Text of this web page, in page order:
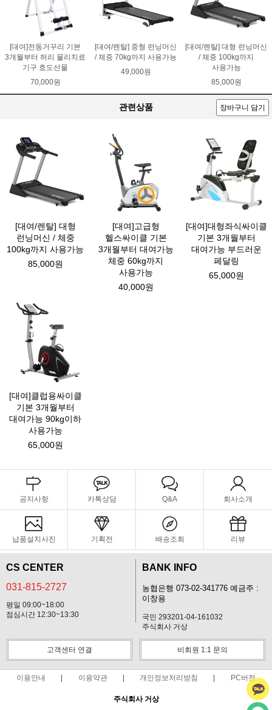
[대여]전동거꾸리 기본
3개월부터 허리 물리치료
기구 효도선물
70,000원
[대여/렌탈] 중형 런닝머신
/ 체중 70kg까지 사용가능
49,000원
[대여/렌탈] 대형 런닝머신
/ 체중 100kg까지
사용가능
85,000원
관련상품 장바구니 담기
[대여/렌탈] 대형
런닝머신 / 체중
100kg까지 사용가능
85,000원
[대여]고급형
헬스싸이클 기본
3개월부터 대여가능
체중 60kg까지
사용가능
40,000원
[대여]대형좌식싸이클
기본 3개월부터
대여가능 부드러운
페달링
65,000원
[대여]클럽용싸이클
기본 3개월부터
대여가능 90kg이하
사용가능
65,000원
공지사항 카톡상담 Q&A 회사소개
납품설치사진 기획전 배송조회 리뷰
CS CENTER
031-815-2727
평일 09:00~18:00
점심시간 12:30~13:30
BANK INFO
농협은행 073-02-341776 예금주 :
이창용
국민 293201-04-161032
주식회사 거상
고객센터 연결 비회원 1:1 문의
이용안내 이용약관 개인정보처리방침 PC버전
주식회사 거상